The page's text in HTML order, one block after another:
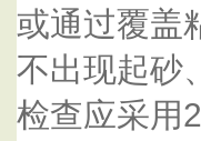
或通过覆盖
不出现起砂
检查应采用